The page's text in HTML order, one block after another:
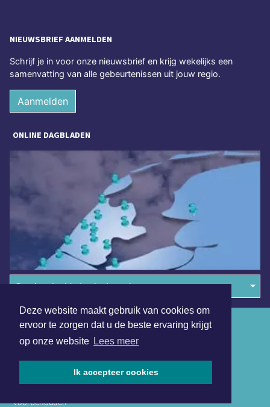
Deze website maakt gebruik van cookies om
ervoor te zorgen dat u de beste ervaring krijgt
op onze website Lees meer
Ik accepteer cookies
NIEUWSBRIEF AANMELDEN
Schrijf je in voor onze nieuwsbrief en krijg wekelijks een
samenvatting van alle gebeurtenissen uit jouw regio.
Aanmelden
ONLINE DAGBLADEN
Overige dagbladen in de regio
voorbehouden
Algemene voorwaarden
Disclaimer